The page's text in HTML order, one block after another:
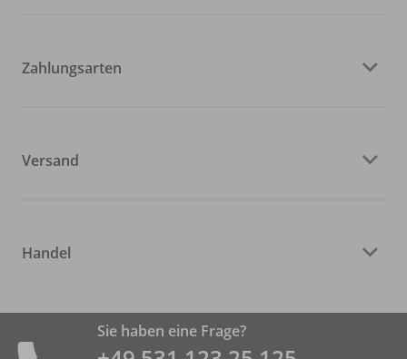
Zahlungsarten
Versand
Handel
Sie haben eine Frage?